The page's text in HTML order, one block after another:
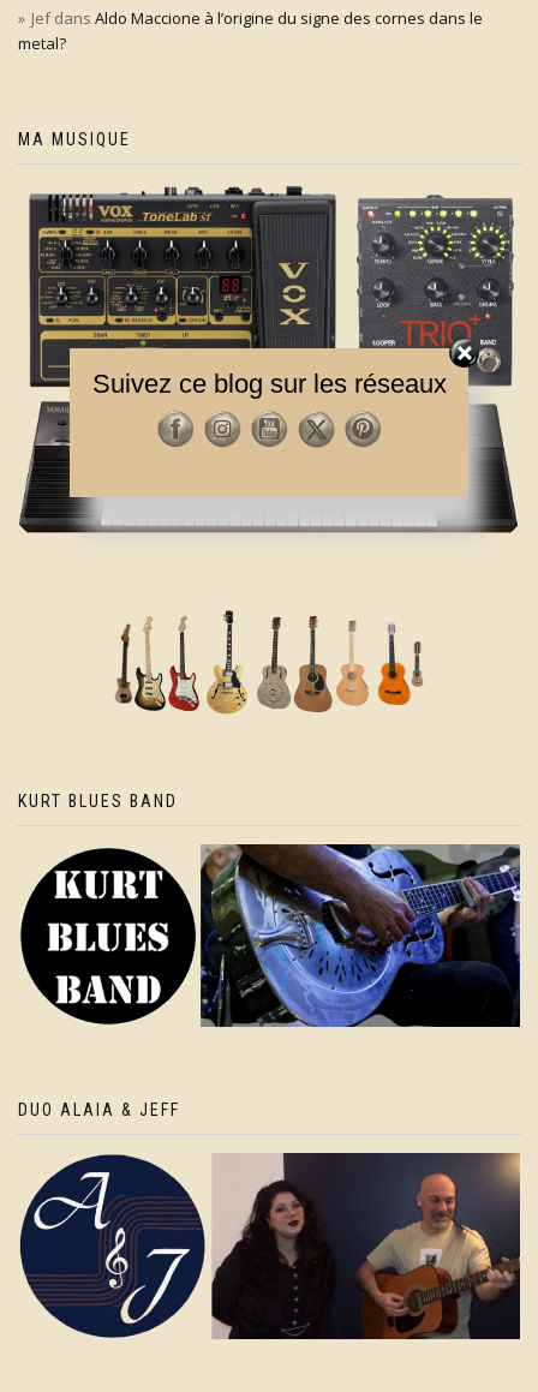
Jefdans Aldo Maccione à l’origine du signe des cornes dans le
metal?
MA MUSIQUE
KURT BLUES BAND
DUO ALAIA & JEFF
Suivez ce blog sur les réseaux